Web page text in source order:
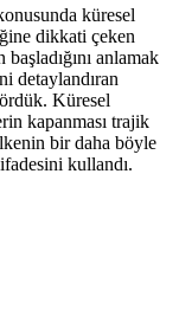
küresel
dikkati çeken
anlamak
detaylandıran
Küresel
kapanması trajik
bir daha böyle
kullandı.